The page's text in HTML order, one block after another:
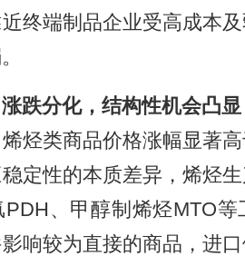
终端制品企业受高成本
跌分化，结构性机会凸显
烃类商品价格涨幅显著
定性的本质差异，烯烃
、甲醇制烯烃MTO
响较为直接的商品，进